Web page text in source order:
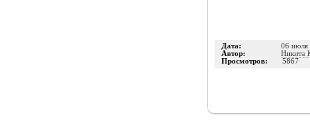
Дата: 06 июля
Автор: Никита
Просмотров: 5867